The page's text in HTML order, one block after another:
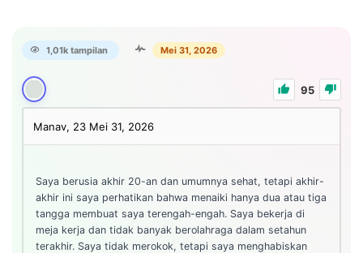
1,01k tampilan Mei 31, 2026
95
Manav, 23 Mei 31, 2026
Saya berusia akhir 20-an dan umumnya sehat, tetapi akhir-
akhir ini saya perhatikan bahwa menaiki hanya dua atau tiga
tangga membuat saya terengah-engah. Saya bekerja di
meja kerja dan tidak banyak berolahraga dalam setahun
terakhir. Saya tidak merokok, tetapi saya menghabiskan